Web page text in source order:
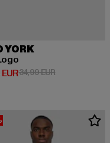
EUR
YORK
17,84 EUR
34,99 EURPrix en